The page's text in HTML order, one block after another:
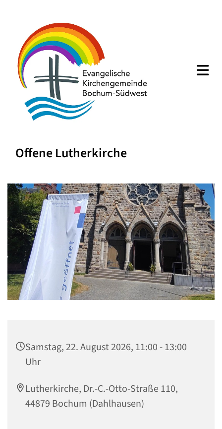
Offene Lutherkirche
Samstag, 22. August 2026, 11:00 - 13:00
Uhr
Lutherkirche, Dr.-C.-Otto-Straße 110,
44879 Bochum (Dahlhausen)